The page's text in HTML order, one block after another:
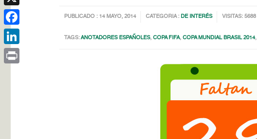
PUBLICADO : 14 MAYO, 2014 CATEGORIA : DE INTERÉS VISITAS: 5688
TAGS:ANOTADORES ESPAÑOLES,COPA FIFA,COPA MUNDIAL BRASIL 2014,
X
Facebook
LinkedIn